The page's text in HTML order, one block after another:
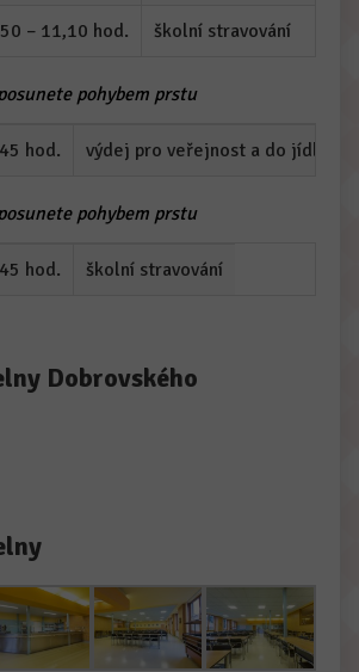
– 11,10 hod. školní stravování
pohybem prstu
hod. výdej pro veřejnost a do
pohybem prstu
hod. školní stravování
Dobrovského